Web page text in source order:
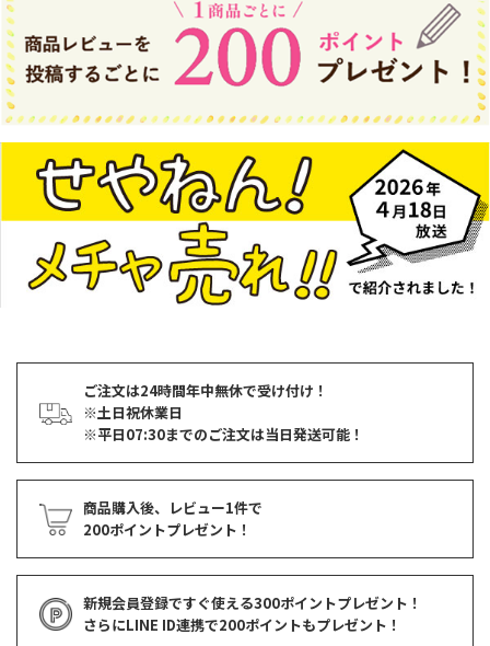
ご注文は24時間年中無休で受け付け！
※土日祝休業日
※平日07:30までのご注文は当日発送可能！
商品購入後、レビュー1件で
200ポイントプレゼント！
新規会員登録ですぐ使える300ポイントプレゼント！
さらにLINE ID連携で200ポイントもプレゼント！